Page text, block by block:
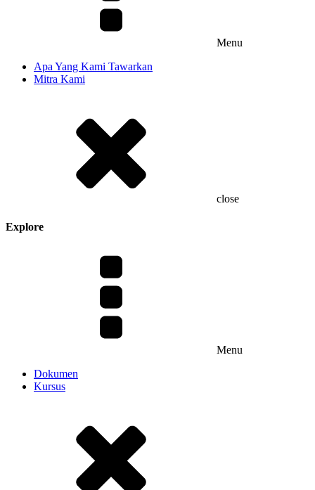
Menu
Apa Yang Kami Tawarkan
Mitra Kami
close
Explore
Menu
Dokumen
Kursus